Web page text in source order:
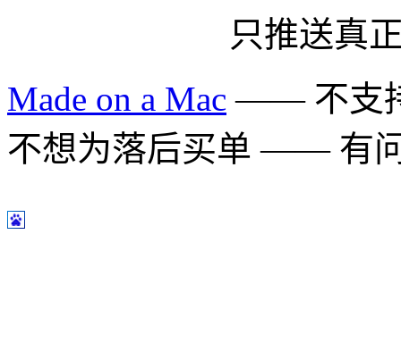
只推送真
Made on a Mac —— 不支
不想为落后买单 —— 有